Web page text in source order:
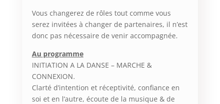
Vous changerez de rôles tout comme vous
serez invitées à changer de partenaires, il n’est
donc pas nécessaire de venir accompagnée.
Au programme
INITIATION A LA DANSE – MARCHE &
CONNEXION.
Clarté d’intention et réceptivité, confiance en
soi et en l’autre, écoute de la musique & de